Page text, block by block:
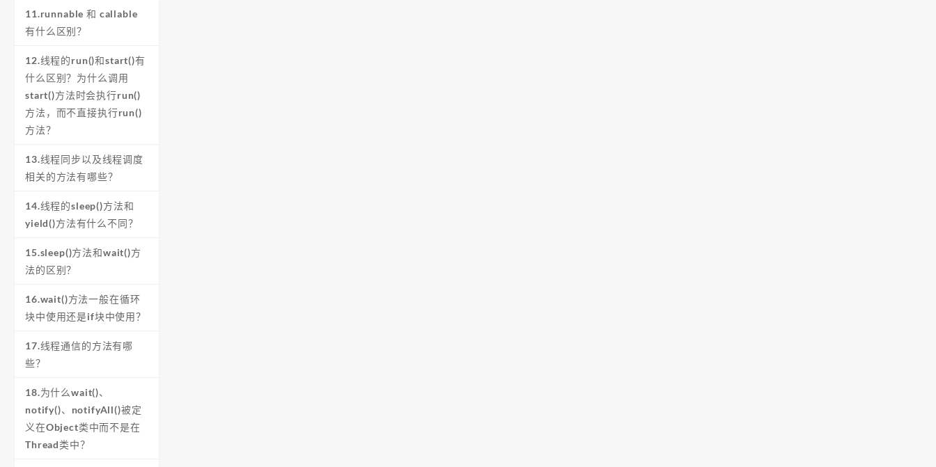
11.runnable 和 callable
有什么区别？
12.线程的run()和start()有
什么区别？为什么调用
start()方法时会执行run()
方法，而不直接执行run()
方法？
13.线程同步以及线程调度
相关的方法有哪些？
14.线程的sleep()方法和
yield()方法有什么不同？
15.sleep()方法和wait()方
法的区别？
16.wait()方法一般在循环
块中使用还是if块中使用？
17.线程通信的方法有哪
些？
18.为什么wait()、
notify()、notifyAll()被定
义在Object类中而不是在
Thread类中？